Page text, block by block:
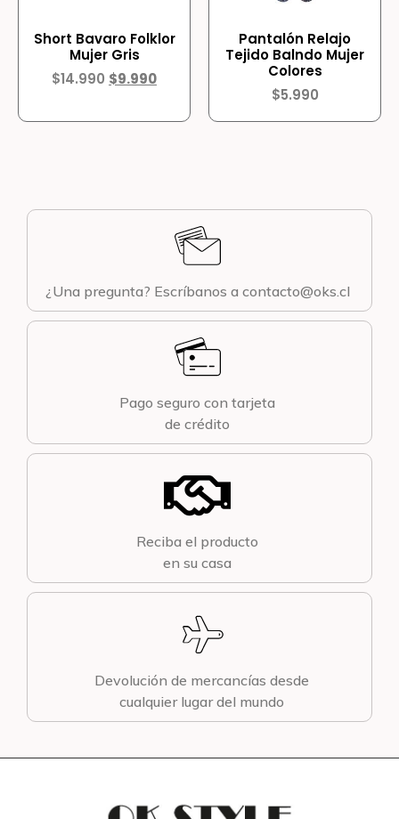
Short Bavaro Folklor
Mujer Gris
$14.990 $9.990
Pantalón Relajo
Tejido Balndo Mujer
Colores
$5.990
¿Una pregunta? Escríbanos a contacto@oks.cl
Pago seguro con tarjeta
de crédito
Reciba el producto
en su casa
Devolución de mercancías desde
cualquier lugar del mundo